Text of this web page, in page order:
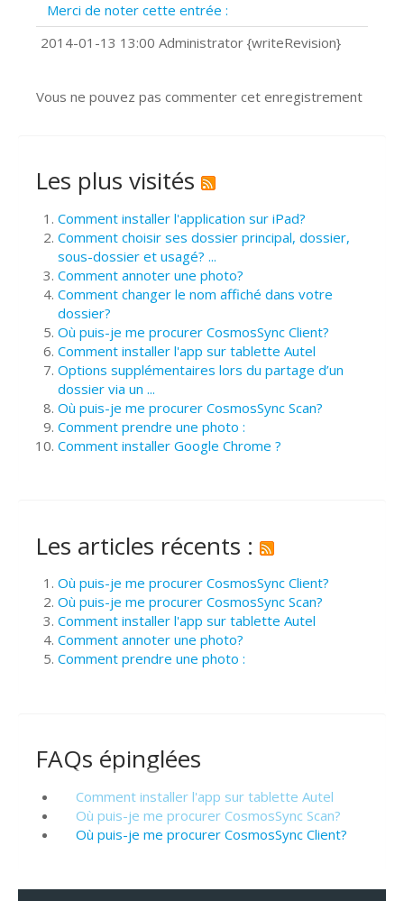
?
Comment installer Google Chrome ?
Merci de noter cette entrée :
2014-01-13 13:00 Administrator {writeRevision}
Vous ne pouvez pas commenter cet enregistrement
Les plus visités
Comment installer l'application sur iPad?
Comment choisir ses dossier principal, dossier,
sous-dossier et usagé? ...
Comment annoter une photo?
Comment changer le nom affiché dans votre
dossier?
Où puis-je me procurer CosmosSync Client?
Comment installer l'app sur tablette Autel
Options supplémentaires lors du partage d’un
dossier via un ...
Où puis-je me procurer CosmosSync Scan?
Comment prendre une photo :
Comment installer Google Chrome ?
Les articles récents :
Où puis-je me procurer CosmosSync Client?
Où puis-je me procurer CosmosSync Scan?
Comment installer l'app sur tablette Autel
Comment annoter une photo?
Comment prendre une photo :
FAQs épinglées
Comment installer l'app sur tablette Autel
Où puis-je me procurer CosmosSync Scan?
Où puis-je me procurer CosmosSync Client?